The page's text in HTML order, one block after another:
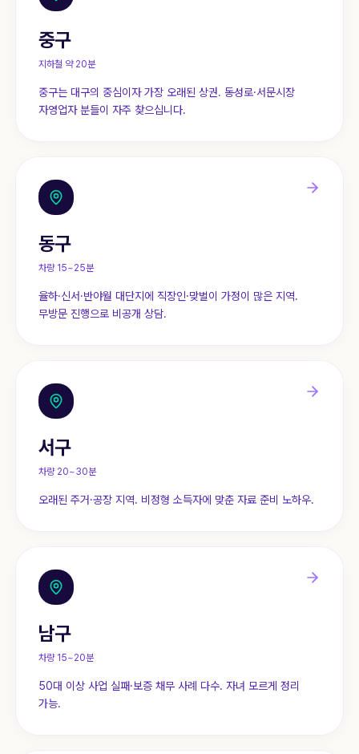
중구
지하철 약 20분
중구는 대구의 중심이자 가장 오래된 상권. 동성로·서문시장
자영업자 분들이 자주 찾으십니다.
동구
차량 15~25분
율하·신서·반야월 대단지에 직장인·맞벌이 가정이 많은 지역.
무방문 진행으로 비공개 상담.
서구
차량 20~30분
오래된 주거·공장 지역. 비정형 소득자에 맞춘 자료 준비 노하우.
남구
차량 15~20분
50대 이상 사업 실패·보증 채무 사례 다수. 자녀 모르게 정리
가능.